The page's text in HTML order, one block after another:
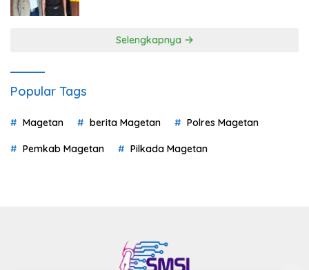
Selengkapnya
Popular Tags
Magetan berita Magetan Polres Magetan
Pemkab Magetan Pilkada Magetan